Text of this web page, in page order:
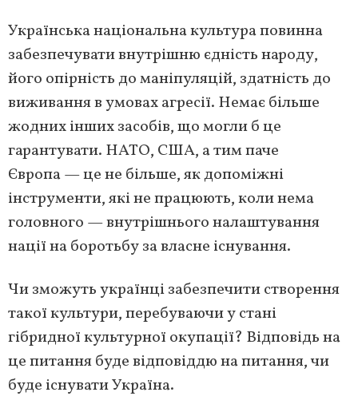
Українська національна культура повинна
забезпечувати внутрішню єдність народу,
його опірність до маніпуляцій, здатність до
виживання в умовах агресії. Немає більше
жодних інших засобів, що могли б це
гарантувати. НАТО, США, а тим паче
Європа — це не більше, як допоміжні
інструменти, які не працюють, коли нема
головного — внутрішнього налаштування
нації на боротьбу за власне існування.
Чи зможуть українці забезпечити створення
такої культури, перебуваючи у стані
гібридної культурної окупації? Відповідь на
це питання буде відповіддю на питання, чи
буде існувати Україна.